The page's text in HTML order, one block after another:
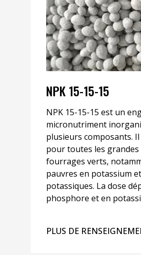
NPK 15-15-15
NPK 15-15-15 est un
micronutriment
plusieurs composants.
pour toutes les
fourrages verts,
pauvres en potassium
potassiques. La dose
phosphore et en
PLUS DE